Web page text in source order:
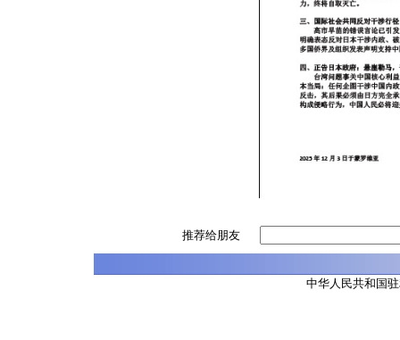
推荐给朋友
中华人民共和国